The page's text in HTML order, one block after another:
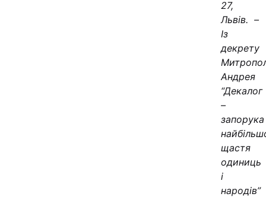
27,
Львів. –
Із
декрету
Андрея
“Декалог
–
запорука
щастя
одиниць
і
народів”